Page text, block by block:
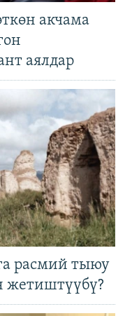
акчама
аялдар
расмий тыюу
жетиштүүбү?